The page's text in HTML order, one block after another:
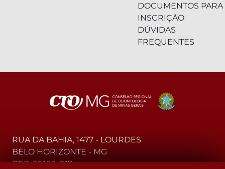
DOCUMENTOS PARA
INSCRIÇÃO
DÚVIDAS
FREQUENTES
RUA DA BAHIA, 1477 - LOURDES
BELO HORIZONTE - MG
CEP: 30160-017